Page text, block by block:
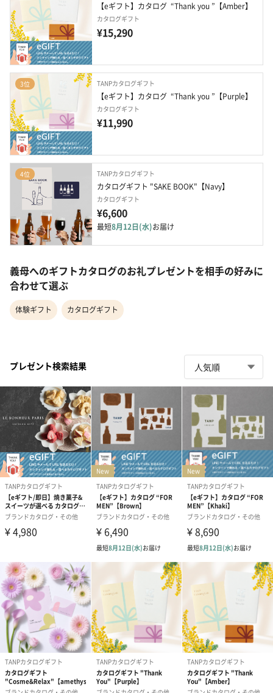
【eギフト】カタログ  “Thank you ”【Amber】
カタログギフト
¥15,290
3位 TANPカタログギフト
【eギフト】カタログ  “Thank you ”【Purple】
カタログギフト
¥11,990
4位 TANPカタログギフト
カタログギフト "SAKE BOOK"【Navy】
カタログギフト
¥6,600
最短8月12日(水)お届け
義母へのギフトカタログのお礼プレゼントを相手の好みに
合わせて選ぶ
体験ギフト カタログギフト
プレゼント検索結果